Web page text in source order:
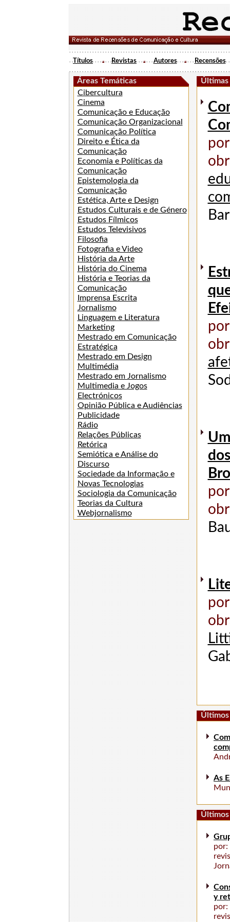
Títulos Revistas Autores Recensões
Áreas Temáticas
Cibercultura
Cinema
Comunicação e Educação
Comunicação Organizacional
Comunicação Política
Direito e Ética da
Comunicação
Economia e Políticas da
Comunicação
Epistemologia da
Comunicação
Estética, Arte e Design
Estudos Culturais e de Género
Estudos Fílmicos
Estudos Televisivos
Filosofia
Fotografia e Video
História da Arte
História do Cinema
História e Teorias da
Comunicação
Imprensa Escrita
Jornalismo
Linguagem e Literatura
Marketing
Mestrado em Comunicação
Estratégica
Mestrado em Design
Multimédia
Mestrado em Jornalismo
Multimedia e Jogos
Electrónicos
Opinião Pública e Audiências
Publicidade
Rádio
Relações Públicas
Retórica
Semiótica e Análise do
Discurso
Sociedade da Informação e
Novas Tecnologias
Sociologia da Comunicação
Teorias da Cultura
Webjornalismo
Últimas
Últimos
As
por:
y
por: